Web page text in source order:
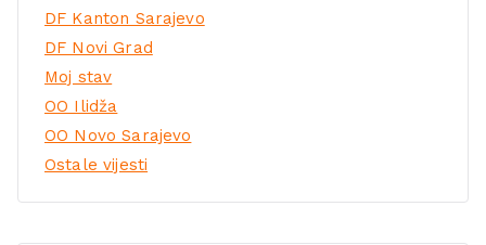
DF Kanton Sarajevo
DF Novi Grad
Moj stav
OO Ilidža
OO Novo Sarajevo
Ostale vijesti